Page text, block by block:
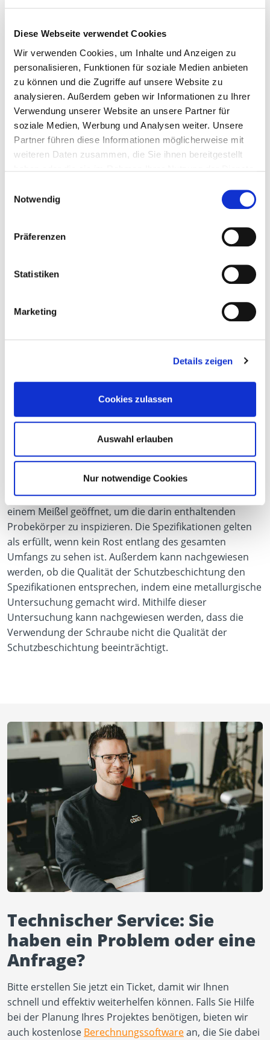
Diese Webseite verwendet Cookies
Wir verwenden Cookies, um Inhalte und Anzeigen zu
personalisieren, Funktionen für soziale Medien anbieten
zu können und die Zugriffe auf unsere Website zu
analysieren. Außerdem geben wir Informationen zu Ihrer
Verwendung unserer Website an unsere Partner für
soziale Medien, Werbung und Analysen weiter. Unsere
Partner führen diese Informationen möglicherweise mit
weiteren Daten zusammen, die Sie ihnen bereitgestellt
Notwendig
Präferenzen
Statistiken
Marketing
Details zeigen
Cookies zulassen
Auswahl erlauben
Nur notwendige Cookies
Standort 2: Die Firma Eurotec in Hagen
Eurotec befindet sich in einem Industriegebiet und
eignet sich aus diesem Grund für die Verschmutzung in
der Luft der Kategorie C4.
Wie erfolgt die Auswertung?
Nach vier Jahren wird das Weichholz Douglasie mit
einem Meißel geöffnet, um die darin enthaltenden
Probekörper zu inspizieren. Die Spezifikationen gelten
als erfüllt, wenn kein Rost entlang des gesamten
Umfangs zu sehen ist. Außerdem kann nachgewiesen
werden, ob die Qualität der Schutzbeschichtung den
Spezifikationen entsprechen, indem eine metallurgische
Untersuchung gemacht wird. Mithilfe dieser
Untersuchung kann nachgewiesen werden, dass die
Verwendung der Schraube nicht die Qualität der
Schutzbeschichtung beeinträchtigt.
Technischer Service: Sie
haben ein Problem oder eine
Anfrage?
Bitte erstellen Sie jetzt ein Ticket, damit wir Ihnen
schnell und effektiv weiterhelfen können. Falls Sie Hilfe
bei der Planung Ihres Projektes benötigen, bieten wir
auch kostenlose Berechnungssoftwarean, die Sie dabei